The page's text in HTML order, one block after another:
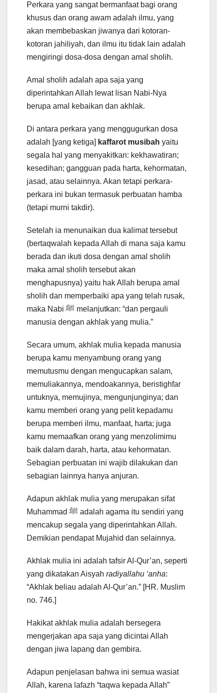
Perkara yang sangat bermanfaat bagi orang
khusus dan orang awam adalah ilmu, yang
akan membebaskan jiwanya dari kotoran-
kotoran jahiliyah, dan ilmu itu tidak lain adalah
mengiringi dosa-dosa dengan amal sholih.
Amal sholih adalah apa saja yang
diperintahkan Allah lewat lisan Nabi-Nya
berupa amal kebaikan dan akhlak.
Di antara perkara yang menggugurkan dosa
adalah [yang ketiga] kaffarot musibah yaitu
segala hal yang menyakitkan: kekhawatiran;
kesedihan; gangguan pada harta, kehormatan,
jasad, atau selainnya. Akan tetapi perkara-
perkara ini bukan termasuk perbuatan hamba
(tetapi murni takdir).
Setelah ia menunaikan dua kalimat tersebut
(bertaqwalah kepada Allah di mana saja kamu
berada dan ikuti dosa dengan amal sholih
maka amal sholih tersebut akan
menghapusnya) yaitu hak Allah berupa amal
sholih dan memperbaiki apa yang telah rusak,
maka Nabi ﷺ melanjutkan: “dan pergauli
manusia dengan akhlak yang mulia.”
Secara umum, akhlak mulia kepada manusia
berupa kamu menyambung orang yang
memutusmu dengan mengucapkan salam,
memuliakannya, mendoakannya, beristighfar
untuknya, memujinya, mengunjunginya; dan
kamu memberi orang yang pelit kepadamu
berupa memberi ilmu, manfaat, harta; juga
kamu memaafkan orang yang menzolimimu
baik dalam darah, harta, atau kehormatan.
Sebagian perbuatan ini wajib dilakukan dan
sebagian lainnya hanya anjuran.
Adapun akhlak mulia yang merupakan sifat
Muhammad ﷺ adalah agama itu sendiri yang
mencakup segala yang diperintahkan Allah.
Demikian pendapat Mujahid dan selainnya.
Akhlak mulia ini adalah tafsir Al-Qur’an, seperti
yang dikatakan Aisyah radiyallahu ‘anha:
“Akhlak beliau adalah Al-Qur’an.” [HR. Muslim
no. 746.]
Hakikat akhlak mulia adalah bersegera
mengerjakan apa saja yang dicintai Allah
dengan jiwa lapang dan gembira.
Adapun penjelasan bahwa ini semua wasiat
Allah, karena lafazh “taqwa kepada Allah”